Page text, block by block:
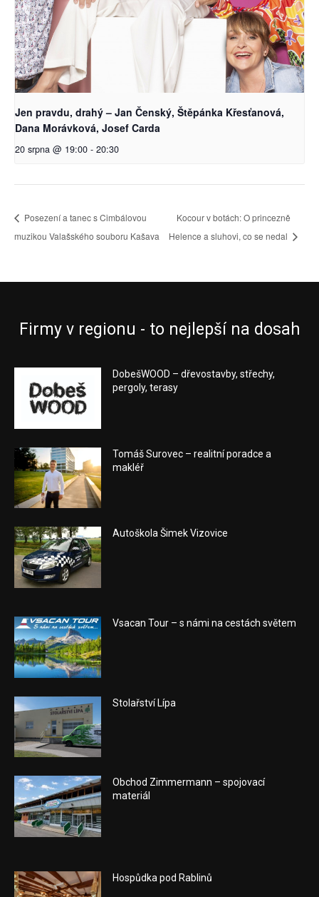
Jen pravdu, drahý – Jan Čenský, Štěpánka Křesťanová,
Dana Morávková, Josef Carda
20 srpna @ 19:00 - 20:30
Posezení a tanec s Cimbálovou
muzikou Valašského souboru Kašava
Kocour v botách: O princezně
Helence a sluhovi, co se nedal
Firmy v regionu - to nejlepší na dosah
DobešWOOD – dřevostavby, střechy,
pergoly, terasy
Tomáš Surovec – realitní poradce a
makléř
Autoškola Šimek Vizovice
Vsacan Tour – s námi na cestách světem
Stolařství Lípa
Obchod Zimmermann – spojovací
materiál
Hospůdka pod Rablinů